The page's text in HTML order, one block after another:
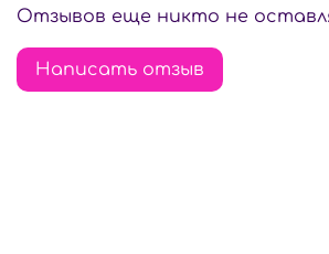
Отзывов еще никто не
Написать отзыв